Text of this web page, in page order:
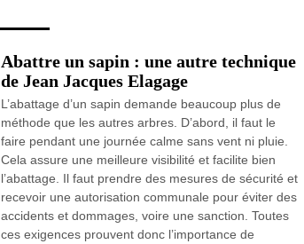
Abattre un sapin : une autre technique
de Jean Jacques Elagage
L’abattage d’un sapin demande beaucoup plus de
méthode que les autres arbres. D’abord, il faut le
faire pendant une journée calme sans vent ni pluie.
Cela assure une meilleure visibilité et facilite bien
l’abattage. Il faut prendre des mesures de sécurité et
recevoir une autorisation communale pour éviter des
accidents et dommages, voire une sanction. Toutes
ces exigences prouvent donc l’importance de